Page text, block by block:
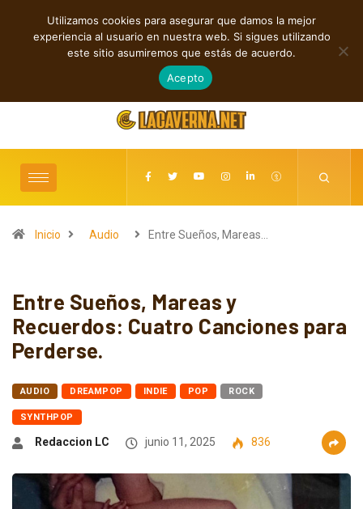
TENDENCIAS
M3TIN presenta “Nuestra Historia Acabó” en español
agosto 6, 2026
Inicio Audio Entre Sueños, Mareas…
Entre Sueños, Mareas y
Recuerdos: Cuatro Canciones para
Perderse.
AUDIO DREAMPOP INDIE POP ROCK
SYNTHPOP
Redaccion LC junio 11, 2025 836
Utilizamos cookies para asegurar que damos la mejor
experiencia al usuario en nuestra web. Si sigues utilizando
este sitio asumiremos que estás de acuerdo.
Acepto